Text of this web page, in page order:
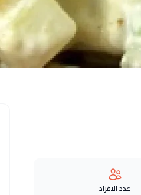
عدد الافراد